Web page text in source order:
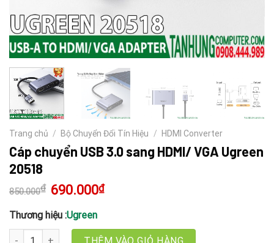
Trang chủ / Bộ Chuyển Đổi Tín Hiệu / HDMI Converter
Cáp chuyển USB 3.0 sang HDMI/ VGA Ugreen
20518
850.000₫ Giá
gốc
850.000₫.
690.000₫Giá
hiện
Thương hiệu :Ugreen
Cáp chuyển USB 3.0 sang HDMI/ VGA Ugreen 20518 số lượng